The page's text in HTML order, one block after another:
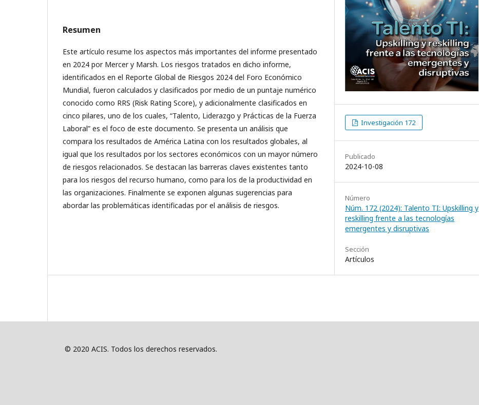
Resumen
Este artículo resume los aspectos más importantes del informe presentado
en 2024 por Mercer y Marsh. Los riesgos tratados en dicho informe,
identificados en el Reporte Global de Riesgos 2024 del Foro Económico
Mundial, fueron calculados y clasificados por medio de un puntaje numérico
conocido como RRS (Risk Rating Score), y adicionalmente clasificados en
cinco pilares, uno de los cuales, “Talento, Liderazgo y Prácticas de la Fuerza
Laboral” es el foco de este documento. Se presenta un análisis que
compara los resultados de América Latina con los resultados globales, al
igual que los resultados por los sectores económicos con un mayor número
de riesgos relacionados. Se destacan las barreras claves existentes tanto
para los riesgos del recurso humano, como para los de la productividad en
las organizaciones. Finalmente se exponen algunas sugerencias para
abordar las problemáticas identificadas por el análisis de riesgos.
Investigación 172
Publicado
2024-10-08
Número
Núm. 172 (2024): Talento TI: Upskilling y
reskilling frente a las tecnologías
emergentes y disruptivas
Sección
Artículos
© 2020 ACIS. Todos los derechos reservados.